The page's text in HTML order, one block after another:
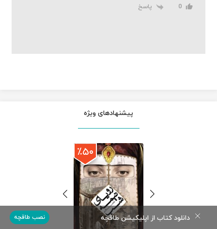
0 پاسخ
پیشنهادهای ویژه
٪۵۰
دانلود کتاب از اپلیکیشن طاقچه نصب طاقچه